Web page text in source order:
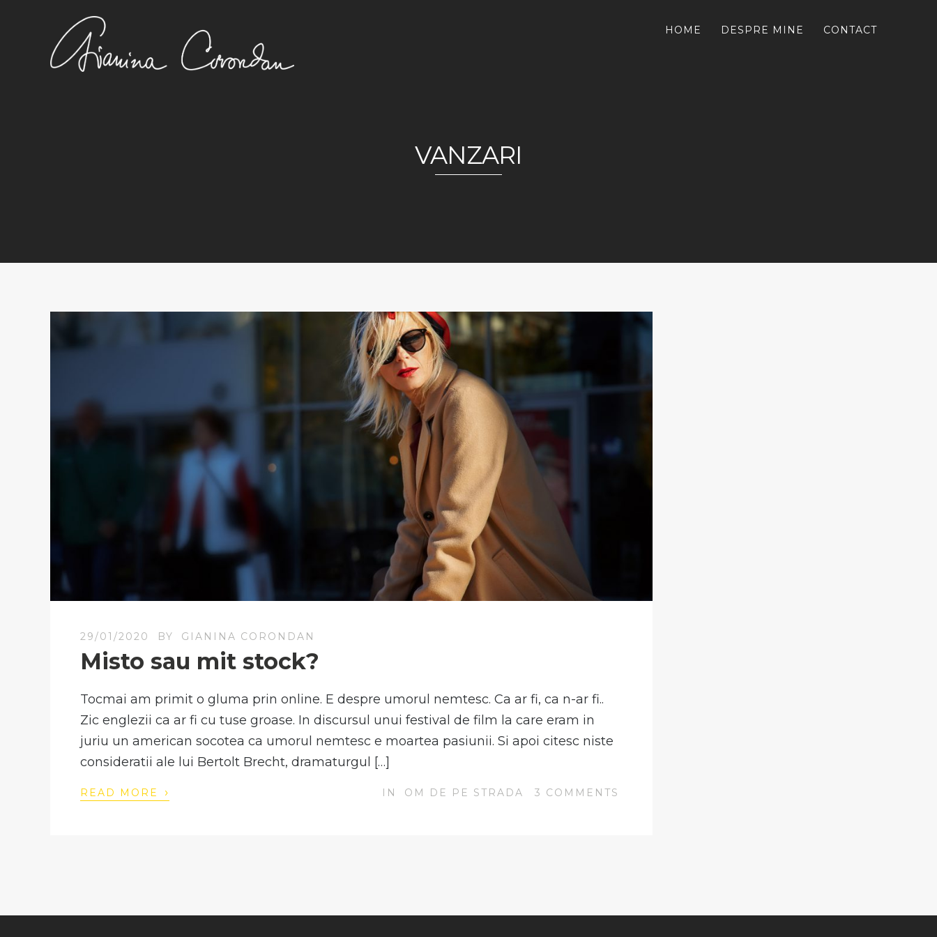
HOME DESPRE MINE CONTACT
VANZARI
29/01/2020 BY GIANINA CORONDAN
Misto sau mit stock?
Tocmai am primit o gluma prin online. E despre umorul nemtesc. Ca ar fi, ca n-ar fi..
Zic englezii ca ar fi cu tuse groase. In discursul unui festival de film la care eram in
juriu un american socotea ca umorul nemtesc e moartea pasiunii. Si apoi citesc niste
consideratii ale lui Bertolt Brecht, dramaturgul […]
READ MORE › IN OM DE PE STRADA 3 COMMENTS